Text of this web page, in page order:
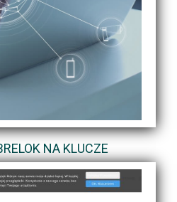
NA KLUCZE